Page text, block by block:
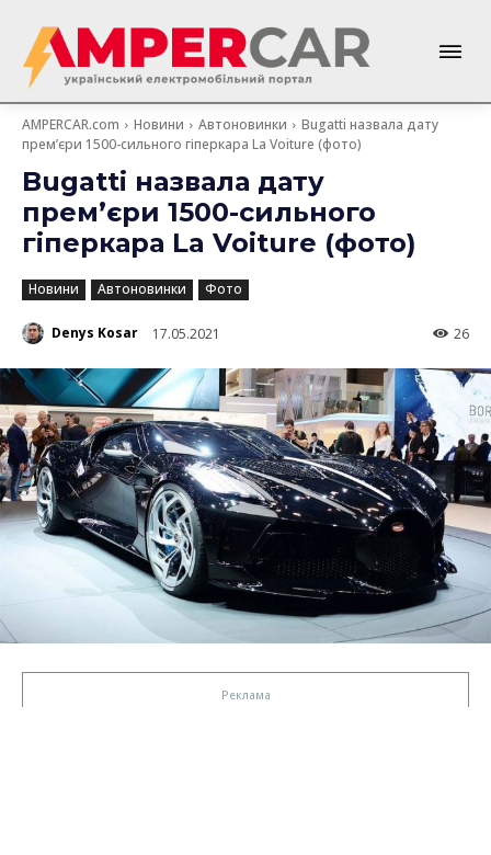
AMPERCAR.com Новини Автоновинки
Bugatti назвала дату
прем’єри 1500-сильного гіперкара La Voiture (фото)
Bugatti назвала дату
прем’єри 1500-сильного
гіперкара La Voiture (фото)
Новини Автоновинки Фото
Denys Kosar 17.05.2021 26